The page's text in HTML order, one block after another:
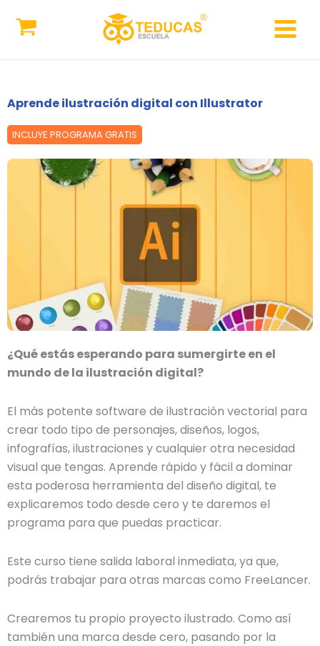
Aprende ilustración digital con Illustrator
INCLUYE PROGRAMA GRATIS
¿Qué estás esperando para sumergirte en el
mundo de la ilustración digital?
El más potente software de ilustración vectorial para
crear todo tipo de personajes, diseños, logos,
infografías, ilustraciones y cualquier otra necesidad
visual que tengas. Aprende rápido y fácil a dominar
esta poderosa herramienta del diseño digital, te
explicaremos todo desde cero y te daremos el
programa para que puedas practicar.
Este curso tiene salida laboral inmediata, ya que,
podrás trabajar para otras marcas como FreeLancer.
Crearemos tu propio proyecto ilustrado. Como así
también una marca desde cero, pasando por la